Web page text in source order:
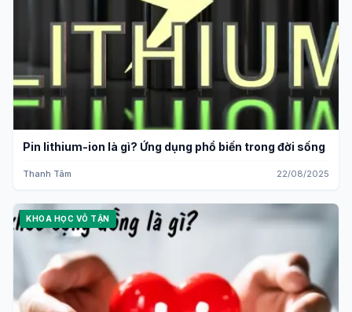
Pin lithium-ion là gì? Ứng dụng phổ biến trong đời sống
Thanh Tâm 22/08/2025
KHOA HỌC VÔ TẬN